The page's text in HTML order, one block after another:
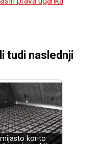
tudi naslednji
korito